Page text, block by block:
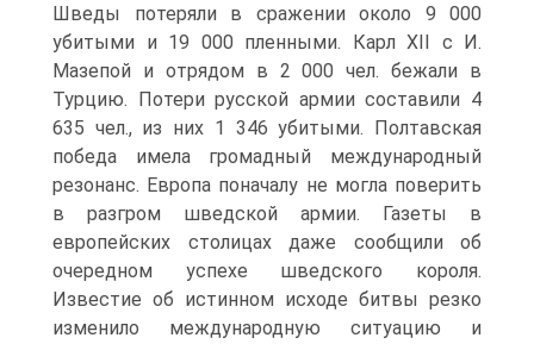
Шведы потеряли в сражении около 9 000
убитыми и 19 000 пленными. Карл XII с И.
Мазепой и от­рядом в 2 000 чел. бежали в
Турцию. Потери русской ар­мии составили 4
635 чел., из них 1 346 убитыми. Полтав­ская
победа имела громадный международный
резонанс. Европа поначалу не могла поверить
в разгром шведской армии. Газеты в
европейских столицах даже сообщили об
очередном успехе шведского короля.
Известие об истин­ном исходе битвы резко
изменило международную ситуа­цию и